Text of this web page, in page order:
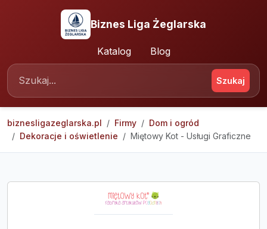
Biznes Liga Żeglarska
Katalog Blog
Szukaj
biznesligazeglarska.pl Firmy
Dom i ogród
Dekoracje i oświetlenie
Miętowy Kot - Usługi Graficzne